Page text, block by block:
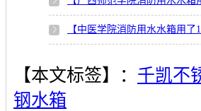
【中医学院消防用水水箱用
【本文标签】： 千凯不
钢水箱